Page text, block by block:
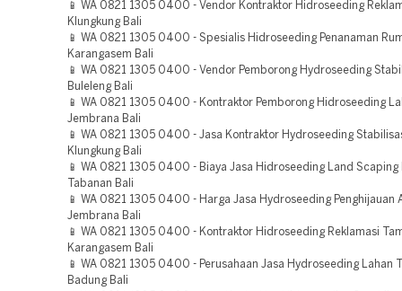
📱 WA 0821 1305 0400 - Vendor Kontraktor Hidroseeding
Klungkung Bali
📱 WA 0821 1305 0400 - Spesialis Hidroseeding Penanaman
Karangasem Bali
📱 WA 0821 1305 0400 - Vendor Pemborong Hydroseeding
Buleleng Bali
📱 WA 0821 1305 0400 - Kontraktor Pemborong Hidroseeding
Jembrana Bali
📱 WA 0821 1305 0400 - Jasa Kontraktor Hydroseeding
Klungkung Bali
📱 WA 0821 1305 0400 - Biaya Jasa Hidroseeding Land Scaping
Tabanan Bali
📱 WA 0821 1305 0400 - Harga Jasa Hydroseeding Penghijauan
Jembrana Bali
📱 WA 0821 1305 0400 - Kontraktor Hidroseeding Reklamasi
Karangasem Bali
📱 WA 0821 1305 0400 - Perusahaan Jasa Hydroseeding Lahan
Badung Bali